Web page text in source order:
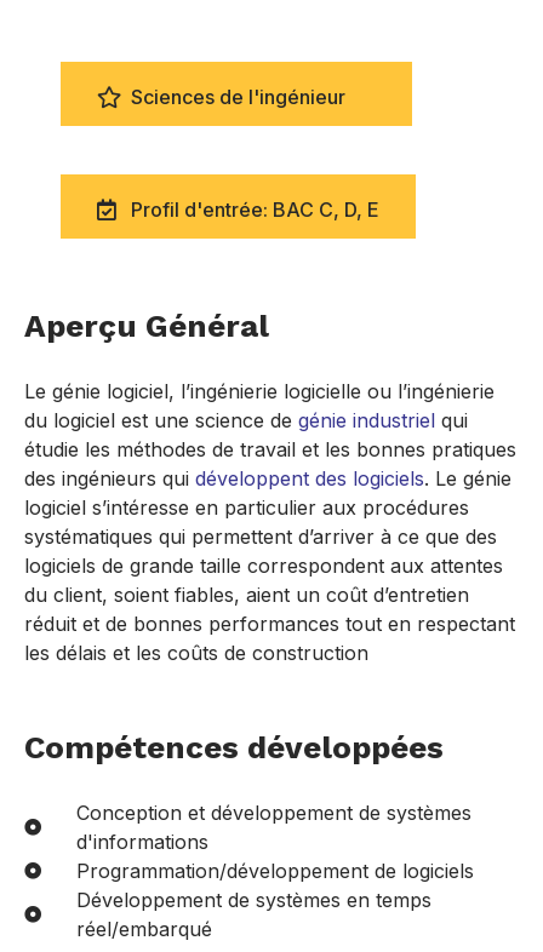
Sciences de l'ingénieur
Profil d'entrée: BAC C, D, E
Aperçu Général
Le génie logiciel, l’ingénierie logicielle ou l’ingénierie
du logiciel est une science de génie industriel qui
étudie les méthodes de travail et les bonnes pratiques
des ingénieurs qui développent des logiciels. Le génie
logiciel s’intéresse en particulier aux procédures
systématiques qui permettent d’arriver à ce que des
logiciels de grande taille correspondent aux attentes
du client, soient fiables, aient un coût d’entretien
réduit et de bonnes performances tout en respectant
les délais et les coûts de construction
Compétences développées
Conception et développement de systèmes
d'informations
Programmation/développement de logiciels
Développement de systèmes en temps
réel/embarqué